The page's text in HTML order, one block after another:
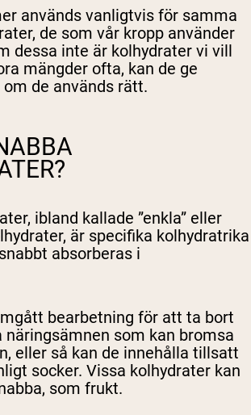
används vanligtvis för samma
de som vår kropp använder
dessa inte är kolhydrater vi vill
mängder ofta, kan de ge
de används rätt.
ibland kallade ”enkla” eller
är specifika kolhydratrika
absorberas i
bearbetning för att ta bort
näringsämnen som kan bromsa
eller så kan de innehålla tillsatt
socker. Vissa kolhydrater kan
som frukt.